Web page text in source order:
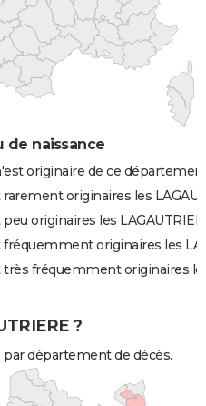
de naissance
originaire de ce
originaires les
originaires les
originaires les
fréquemment originaires
?
par département de décès.